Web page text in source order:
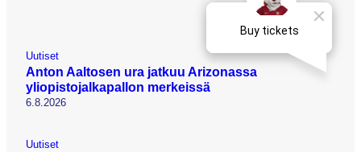
Uutiset
Anton Aaltosen ura jatkuu Arizonassa
yliopistojalkapallon merkeissä
6.8.2026
Uutiset